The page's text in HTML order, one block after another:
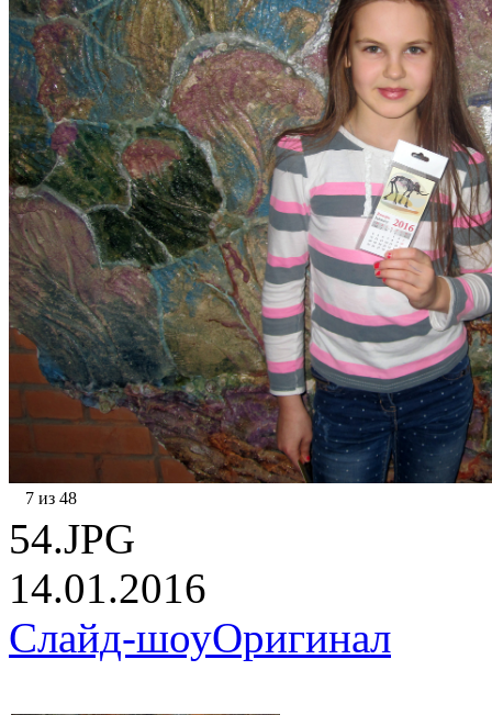
7 из 48
54.JPG
14.01.2016
Слайд-шоуОригинал